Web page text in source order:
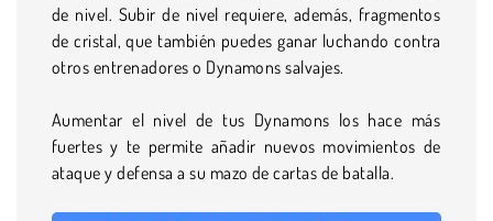
de nivel. Subir de nivel requiere, además, fragmentos
de cristal, que también puedes ganar luchando contra
otros entrenadores o Dynamons salvajes.
Aumentar el nivel de tus Dynamons los hace más
fuertes y te permite añadir nuevos movimientos de
ataque y defensa a su mazo de cartas de batalla.